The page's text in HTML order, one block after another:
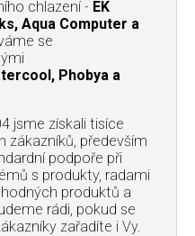
chlazení - EK
Aqua Computer a
se
Phobya a
jsme získali tisíce
zákazníků, především
podpoře při
s produkty, radami
produktů a
rádi, pokud se
zařadíte i Vy.